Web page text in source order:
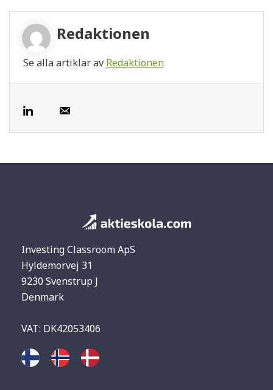
Redaktionen
Se alla artiklar av Redaktionen
Investing Classroom ApS
Hyldemorvej 31
9230 Svenstrup J
Denmark
VAT: DK42053406